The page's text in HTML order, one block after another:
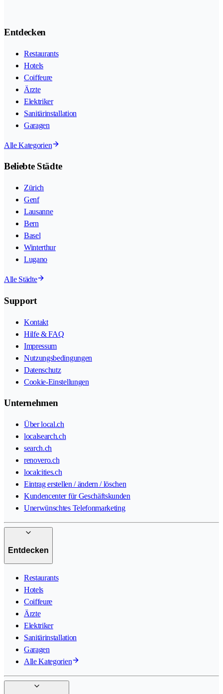
Entdecken
Restaurants
Hotels
Coiffeure
Ärzte
Elektriker
Sanitärinstallation
Garagen
Alle Kategorien
Beliebte Städte
Zürich
Genf
Lausanne
Bern
Basel
Winterthur
Lugano
Alle Städte
Support
Kontakt
Hilfe & FAQ
Impressum
Nutzungsbedingungen
Datenschutz
Cookie-Einstellungen
Unternehmen
Über local.ch
localsearch.ch
search.ch
renovero.ch
localcities.ch
Eintrag erstellen / ändern / löschen
Kundencenter für Geschäftskunden
Unerwünschtes Telefonmarketing
Entdecken
Restaurants
Hotels
Coiffeure
Ärzte
Elektriker
Sanitärinstallation
Garagen
Alle Kategorien